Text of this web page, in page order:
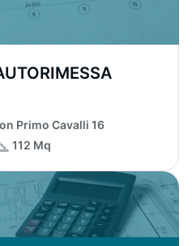
Primo Cavalli 16
112 Mq